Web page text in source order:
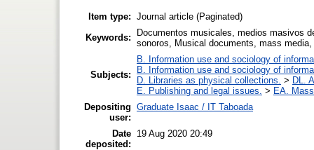
Item type: Journal article (Paginated)
Keywords:
Documentos musicales, medios masivos
sonoros, Musical documents, mass
Subjects:
B. Information use and sociology of
B. Information use and sociology of
D. Libraries as physical collections. > DL.
E. Publishing and legal issues. > EA.
Depositing
user:
Graduate Isaac / IT Taboada
Date
deposited:
19 Aug 2020 20:49